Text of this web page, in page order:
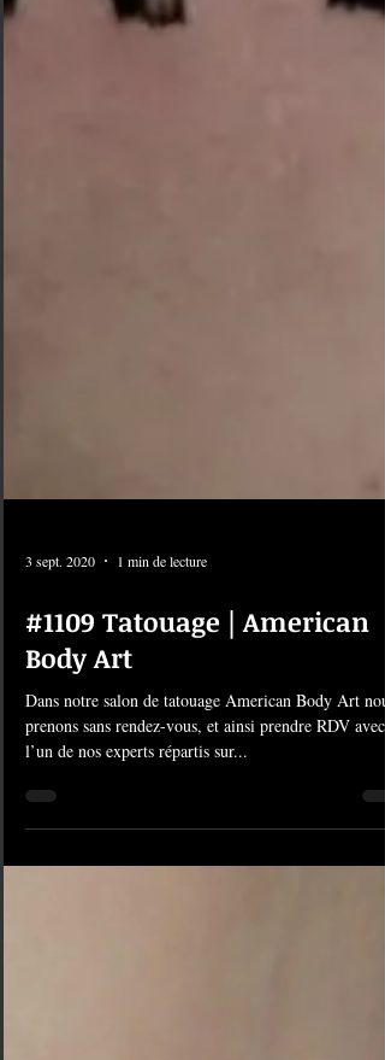
3 sept. 2020 1 min de lecture
#1109 Tatouage | American
Body Art
prenons sans rendez-vous, et ainsi prendre RDV avec